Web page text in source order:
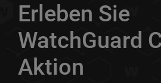
Erleben Sie
WatchGuard
Aktion